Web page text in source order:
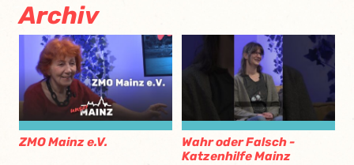
Archiv
ZMO Mainz e.V.
Wahr oder Falsch -
Katzenhilfe Mainz